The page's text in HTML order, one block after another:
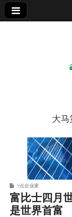
9点
大
9点企业家
富比士四月
是世界首富